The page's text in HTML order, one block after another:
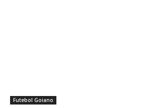
Futebol Goiano